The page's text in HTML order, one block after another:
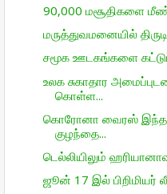
90,000 மசூதிகளை
மருத்துவமனையில்
சமூக ஊடகங்களை
உலக சுகாதார
கொள்ள...
கொரோனா வைரஸ் இந்த
குழந்தை...
டெல்லியிலும்
ஜூன் 17 இல் பிறிமியர்